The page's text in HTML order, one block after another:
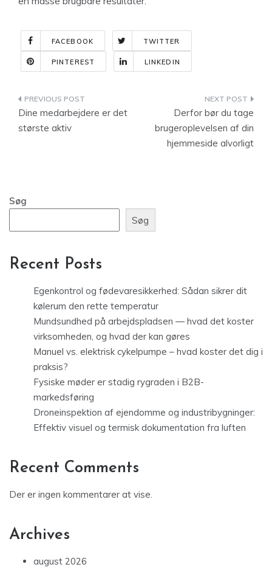
FACEBOOK TWITTER
PINTEREST LINKEDIN
Indlægsnavigation
Dine medarbejdere er det
største aktiv
Derfor bør du tage
brugeroplevelsen af din
hjemmeside alvorligt
Søg
Søg
Recent Posts
Egenkontrol og fødevaresikkerhed: Sådan sikrer dit
kølerum den rette temperatur
Mundsundhed på arbejdspladsen — hvad det koster
virksomheden, og hvad der kan gøres
Manuel vs. elektrisk cykelpumpe – hvad koster det dig i
praksis?
Fysiske møder er stadig rygraden i B2B-
markedsføring
Droneinspektion af ejendomme og industribygninger:
Effektiv visuel og termisk dokumentation fra luften
Recent Comments
Der er ingen kommentarer at vise.
Archives
august 2026